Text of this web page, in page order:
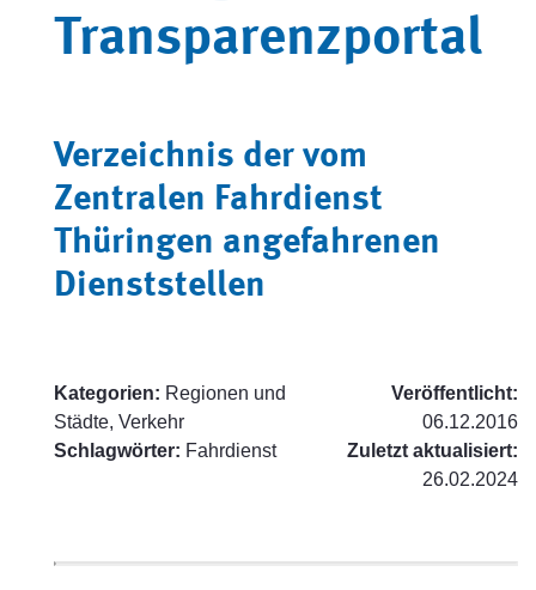
Transparenzportal
Verzeichnis der vom
Zentralen Fahrdienst
Thüringen angefahrenen
Dienststellen
Kategorien: Regionen und
Städte, Verkehr
Schlagwörter: Fahrdienst
Veröffentlicht:
06.12.2016
Zuletzt aktualisiert:
26.02.2024